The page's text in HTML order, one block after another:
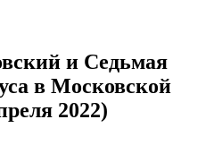
и Седьмая
в Московской
2022)